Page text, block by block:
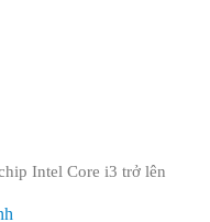
Intel Core i3 trở lên